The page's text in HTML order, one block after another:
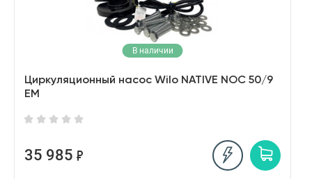
В наличии
Циркуляционный насос Wilo NATIVE NOC 50/9
EM
35 985